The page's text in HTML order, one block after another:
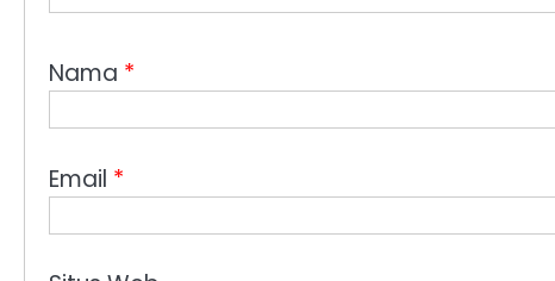
Nama *
Email *